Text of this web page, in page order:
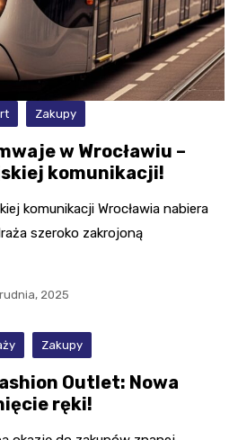
Zakupy
w Wrocławiu –
komunikacji!
komunikacji Wrocławia nabiera
szeroko zakrojoną
2025
Zakupy
Outlet: Nowa
ręki!